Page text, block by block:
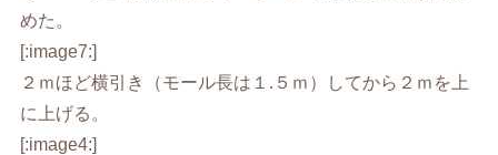
めた。
[:image7:]
２ｍほど横引き（モール長は１.５ｍ）してから２ｍを上
に上げる。
[:image4:]